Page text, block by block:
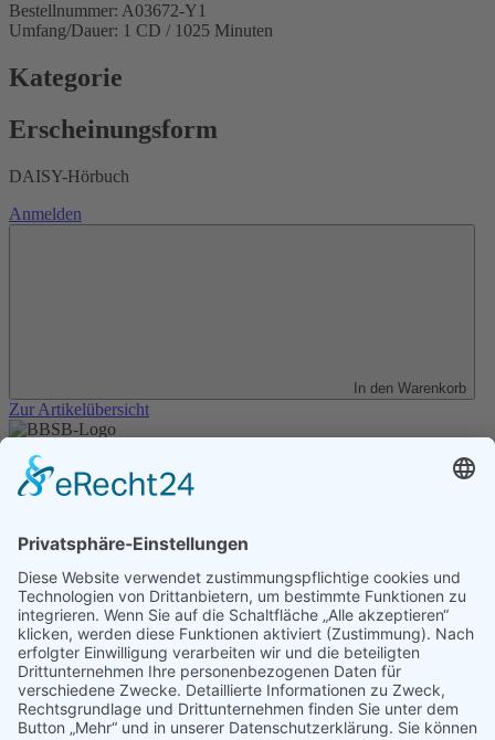
Bestellnummer: A03672-Y1
Umfang/Dauer: 1 CD / 1025 Minuten
Kategorie
Erscheinungsform
DAISY-Hörbuch
Anmelden
In den Warenkorb
Zur Artikelübersicht
Unser Angebot
Shop
Datenschutz
Kontakt
Transparenzerklärung
BBSB-Inform: täglich aktualisierte Infos
für sehbehinderte und blinde Menschen
Anmeldung Newsletter BBSB-Inform